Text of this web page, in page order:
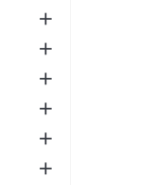





